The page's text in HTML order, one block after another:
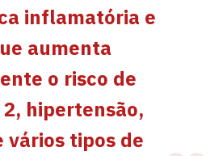
inflamatória e
aumenta
o risco de
hipertensão,
vários tipos de